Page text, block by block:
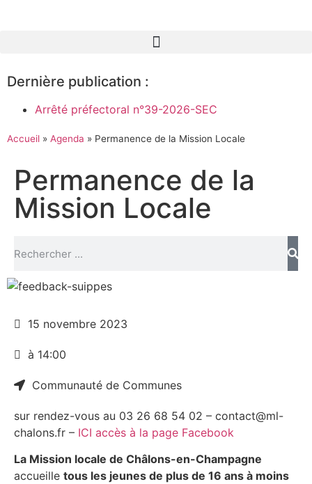
Dernière publication :
Arrêté préfectoral n°39-2026-SEC
Accueil » Agenda » Permanence de la Mission Locale
Permanence de la
Mission Locale
sur rendez-vous au 03 26 68 54 02 – contact@ml-
chalons.fr – ICI accès à la page Facebook
La Mission locale de Châlons-en-Champagne
accueille tous les jeunes de plus de 16 ans à moins
15 novembre 2023
à 14:00
Communauté de Communes